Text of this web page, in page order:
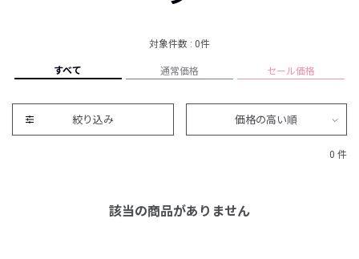
対象件数 : 0件
すべて 通常価格 セール価格
絞り込み 価格の高い順
0 件
該当の商品がありません